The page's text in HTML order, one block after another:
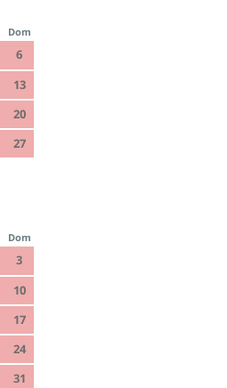
Dom
6
13
20
27
Dom
3
10
17
24
31